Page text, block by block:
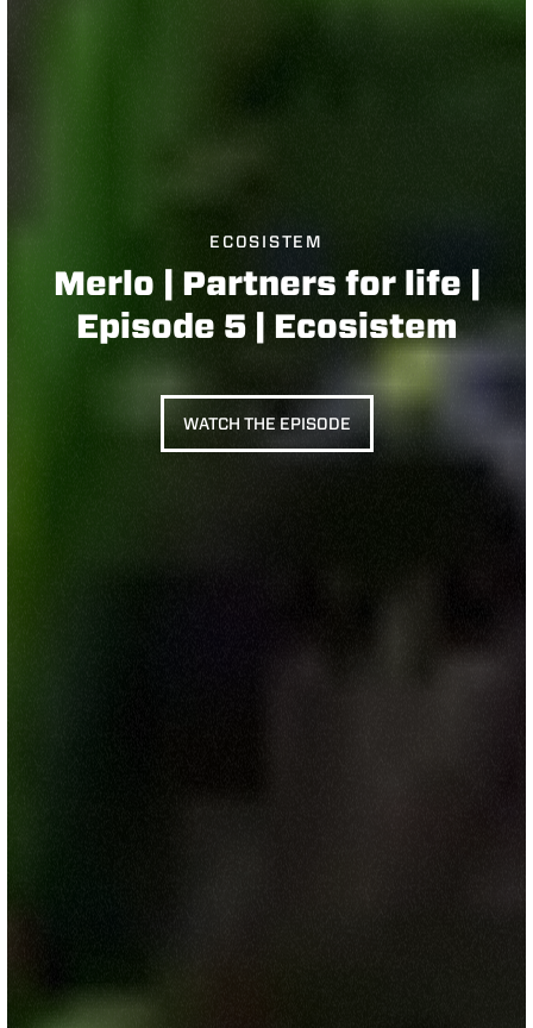
ECOSISTEM
Merlo | Partners for life |
Episode 5 | Ecosistem
WATCH THE EPISODE